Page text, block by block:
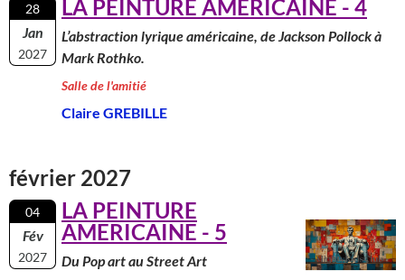
28
Jan
2027
LA PEINTURE AMERICAINE - 4
L’abstraction lyrique américaine, de Jackson Pollock à
Mark Rothko.
Salle de l'amitié
Claire GREBILLE
février 2027
04
Fév
2027
LA PEINTURE
AMERICAINE - 5
Du Pop art au Street Art